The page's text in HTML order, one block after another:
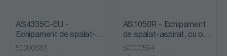
AS4335C-EU -
Echipament de spalat-
aspirat, cu cablu, Nilfisk
50000583
AS1050R - Echipament
de spalat-aspirat, cu om
la bord, Nilfisk Viper
50000594